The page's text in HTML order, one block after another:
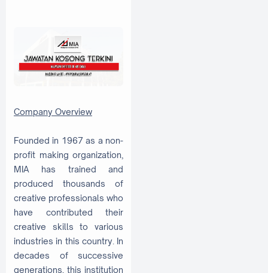
Company Overview
Founded in 1967 as a non-
profit making organization,
MIA has trained and
produced thousands of
creative professionals who
have contributed their
creative skills to various
industries in this country. In
decades of successive
generations, this institution